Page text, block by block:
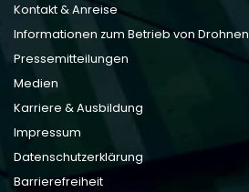
Kontakt & Anreise
Informationen zum Betrieb von Drohnen
Pressemitteilungen
Medien
Karriere & Ausbildung
Impressum
Datenschutzerklärung
Barrierefreiheit